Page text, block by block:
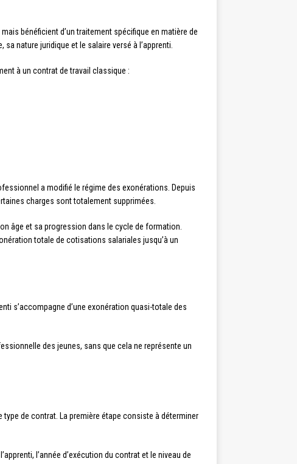
bénéficient d’un traitement spécifique en matière de
nature juridique et le salaire versé à l’apprenti.
à un contrat de travail classique :
a modifié le régime des exonérations. Depuis
charges sont totalement supprimées.
âge et sa progression dans le cycle de formation.
totale de cotisations salariales jusqu’à un
s’accompagne d’une exonération quasi-totale des
des jeunes, sans que cela ne représente un
de contrat. La première étape consiste à déterminer
l’année d’exécution du contrat et le niveau de